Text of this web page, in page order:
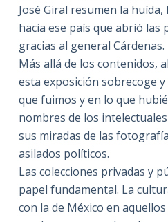
José Giral resumen la huída,
hacia ese país que abrió
gracias al general Cárdenas.
Más allá de los contenidos,
esta exposición sobrecoge
que fuimos y en lo que
nombres de los
sus miradas de las
asilados políticos.
Las colecciones privadas y
papel fundamental. La
con la de México en